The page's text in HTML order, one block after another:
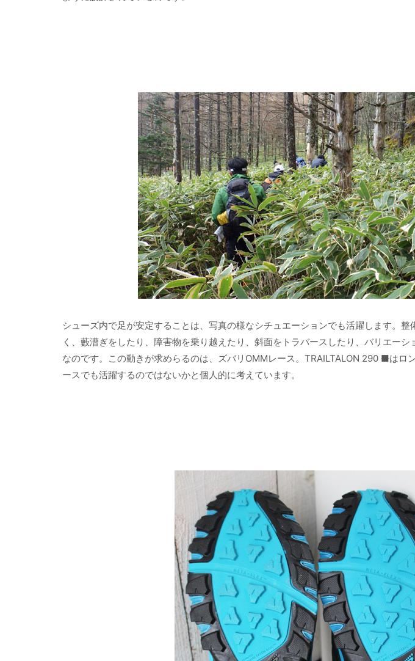
シューズ内で足が安定することは、写真の様なシチュエーションでも活躍します。
く、藪漕ぎをしたり、障害物を乗り越えたり、斜面をトラバースしたり、バリエー
なのです。この動きが求めらるのは、ズバリOMMレース。TRAILTALON 290 ■はロ
ースでも活躍するのではないかと個人的に考えています。